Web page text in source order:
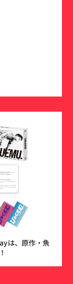
は、原作・魚